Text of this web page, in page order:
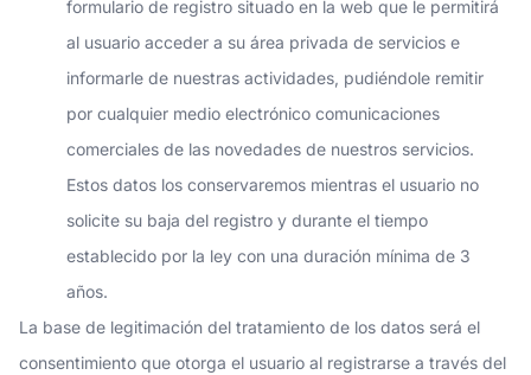
formulario de registro situado en la web que le permitirá
al usuario acceder a su área privada de servicios e
informarle de nuestras actividades, pudiéndole remitir
por cualquier medio electrónico comunicaciones
comerciales de las novedades de nuestros servicios.
Estos datos los conservaremos mientras el usuario no
solicite su baja del registro y durante el tiempo
establecido por la ley con una duración mínima de 3
años.
La base de legitimación del tratamiento de los datos será el
consentimiento que otorga el usuario al registrarse a través del